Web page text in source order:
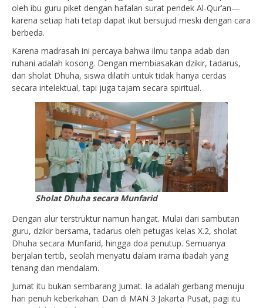
oleh ibu guru piket dengan hafalan surat pendek Al-Qur’an—
karena setiap hati tetap dapat ikut bersujud meski dengan cara
berbeda.
Karena madrasah ini percaya bahwa ilmu tanpa adab dan
ruhani adalah kosong. Dengan membiasakan dzikir, tadarus,
dan sholat Dhuha, siswa dilatih untuk tidak hanya cerdas
secara intelektual, tapi juga tajam secara spiritual.
Sholat Dhuha secara Munfarid
Dengan alur terstruktur namun hangat. Mulai dari sambutan
guru, dzikir bersama, tadarus oleh petugas kelas X.2, sholat
Dhuha secara Munfarid, hingga doa penutup. Semuanya
berjalan tertib, seolah menyatu dalam irama ibadah yang
tenang dan mendalam.
Jumat itu bukan sembarang Jumat. Ia adalah gerbang menuju
hari penuh keberkahan. Dan di MAN 3 Jakarta Pusat, pagi itu